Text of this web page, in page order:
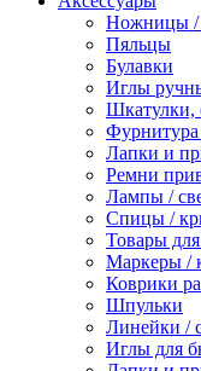
Ножницы /
Пяльцы
Булавки
Иглы
Шкатулки,
Фурнитура
Лапки и
Ремни
Лампы /
Спицы /
Товары
Маркеры /
Коврики
Шпульки
Линейки /
Иглы для